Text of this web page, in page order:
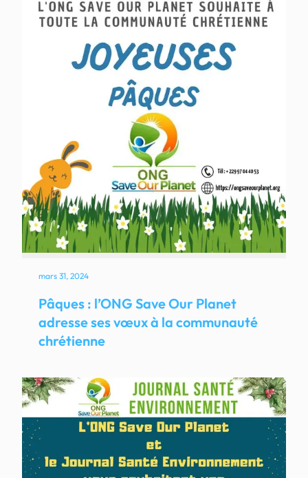
mars 31, 2024
Pâques : l’ONG Save Our Planet
adresse ses vœux à la communauté
chrétienne